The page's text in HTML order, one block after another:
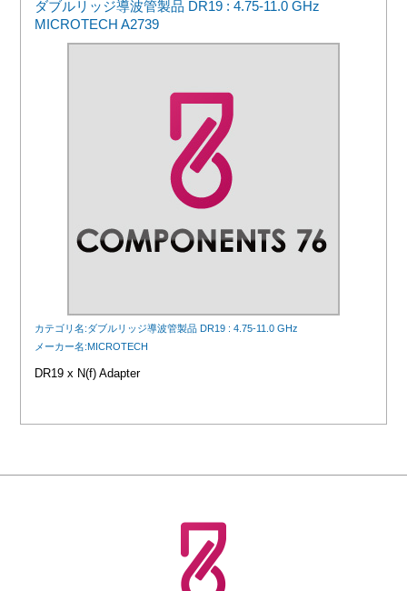
ダブルリッジ導波管製品 DR19 : 4.75-11.0 GHz
MICROTECH A2739
カテゴリ名:ダブルリッジ導波管製品 DR19 : 4.75-11.0 GHz
メーカー名:MICROTECH
DR19 x N(f) Adapter